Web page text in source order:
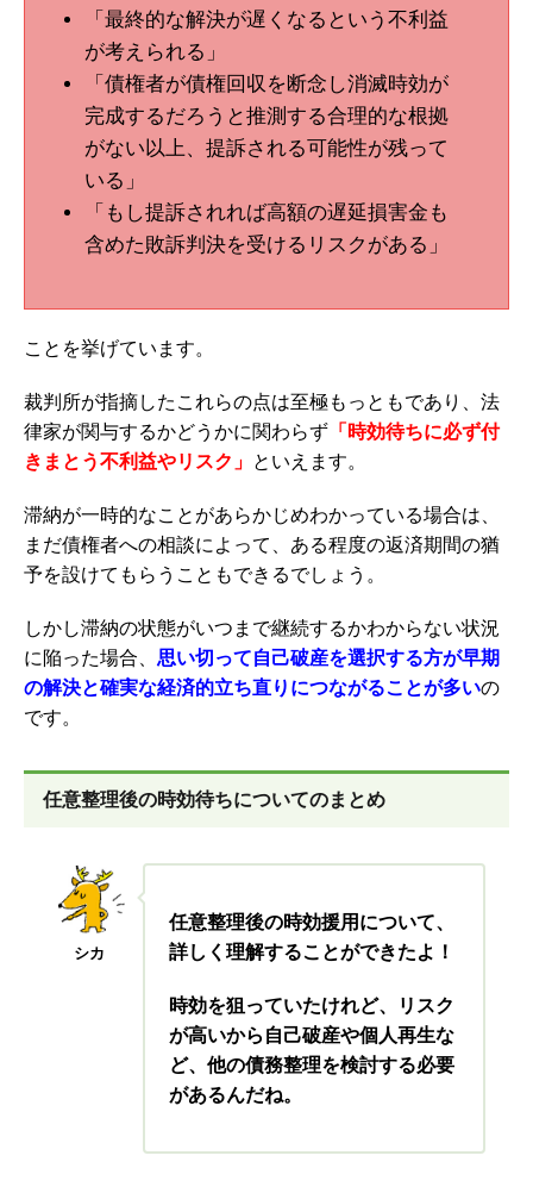
「最終的な解決が遅くなるという不利益
が考えられる」
「債権者が債権回収を断念し消滅時効が
完成するだろうと推測する合理的な根拠
がない以上、提訴される可能性が残って
いる」
「もし提訴されれば高額の遅延損害金も
含めた敗訴判決を受けるリスクがある」
ことを挙げています。
裁判所が指摘したこれらの点は至極もっともであり、法
律家が関与するかどうかに関わらず 「時効待ちに必ず付
きまとう不利益やリスク」 といえます。
滞納が一時的なことがあらかじめわかっている場合は、
まだ債権者への相談によって、ある程度の返済期間の猶
予を設けてもらうこともできるでしょう。
しかし滞納の状態がいつまで継続するかわからない状況
に陥った場合、 思い切って自己破産を選択する方が早期
の解決と確実な経済的立ち直りにつながることが多いの
です。
任意整理後の時効待ちについてのまとめ
シカ
任意整理後の時効援用について、
詳しく理解することができたよ！
時効を狙っていたけれど、リスク
が高いから自己破産や個人再生な
ど、他の債務整理を検討する必要
があるんだね。